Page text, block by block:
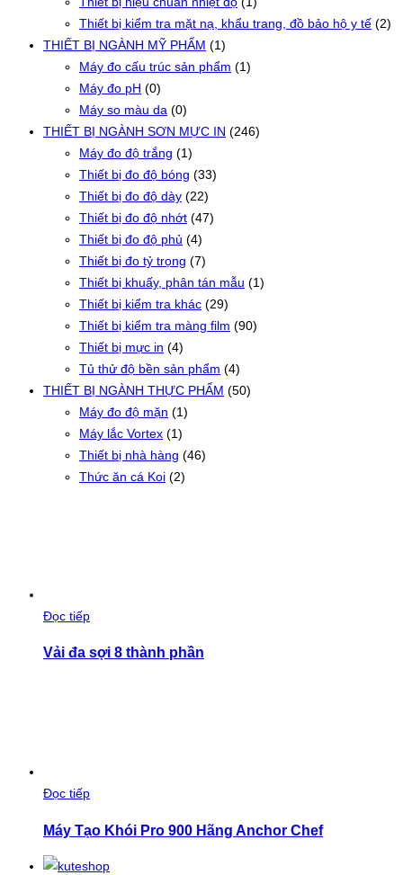
Thiết bị kiểm tra mặt nạ, khẩu trang, đồ bảo hộ y tế (2)
THIẾT BỊ NGÀNH MỸ PHẨM (1)
Máy đo cấu trúc sản phẩm (1)
Máy đo pH (0)
Máy so màu da (0)
THIẾT BỊ NGÀNH SƠN MỰC IN (246)
Máy đo độ trắng (1)
Thiết bị đo độ bóng (33)
Thiết bị đo độ dày (22)
Thiết bị đo độ nhớt (47)
Thiết bị đo độ phủ (4)
Thiết bị đo tỷ trọng (7)
Thiết bị khuấy, phân tán mẫu (1)
Thiết bị kiểm tra khác (29)
Thiết bị kiểm tra màng film (90)
Thiết bị mực in (4)
Tủ thử độ bền sản phẩm (4)
THIẾT BỊ NGÀNH THỰC PHẨM (50)
Máy đo độ mặn (1)
Máy lắc Vortex (1)
Thiết bị nhà hàng (46)
Thức ăn cá Koi (2)
Đọc tiếp
Vải đa sợi 8 thành phần
Đọc tiếp
Máy Tạo Khói Pro 900 Hãng Anchor Chef